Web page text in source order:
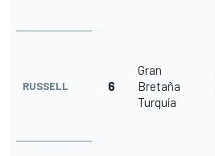
RUSSELL 6
Gran
Bretaña
Turquía